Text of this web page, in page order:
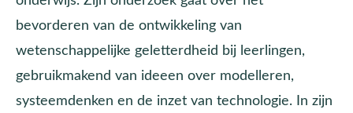
bevorderen van de ontwikkeling van
wetenschappelijke geletterdheid bij leerlingen,
gebruikmakend van ideeen over modelleren,
systeemdenken en de inzet van technologie. In zijn